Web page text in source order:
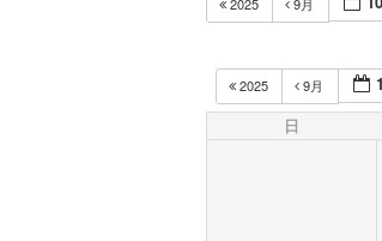
2025 9月
日